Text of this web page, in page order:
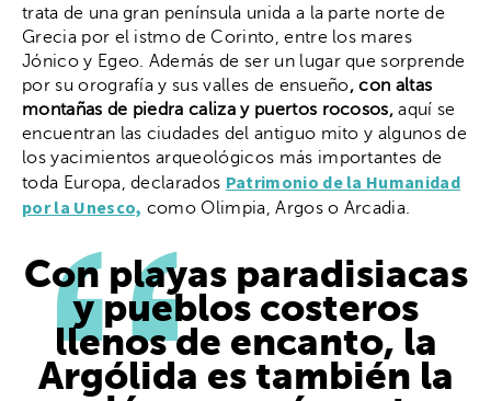
trata de una gran península unida a la parte norte de
Grecia por el istmo de Corinto, entre los mares
Jónico y Egeo. Además de ser un lugar que sorprende
por su orografía y sus valles de ensueño, con altas
montañas de piedra caliza y puertos rocosos,aquí se
encuentran las ciudades del antiguo mito y algunos de
los yacimientos arqueológicos más importantes de
toda Europa, declarados Patrimonio de la Humanidad
por la Unesco, como Olimpia, Argos o Arcadia.
Con playas paradisiacas
y pueblos costeros
llenos de encanto, la
Argólida es también la